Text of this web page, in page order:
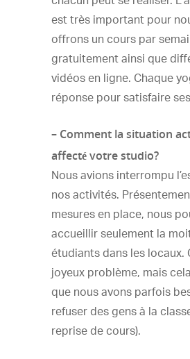
est très important pour
offrons un cours par
gratuitement ainsi que
vidéos en ligne. Chaque
réponse pour satisfaire
– Comment la situation
affecté votre studio?
Nous avions interrompu
nos activités.
mesures en place, nous
accueillir seulement la
étudiants dans les locaux.
joyeux problème, mais
que nous avons parfois
refuser des gens à la
reprise de cours).